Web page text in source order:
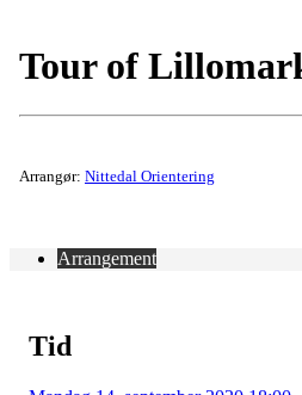
Tour of
Arrangør: Nittedal Orientering
Arrangement
Tid